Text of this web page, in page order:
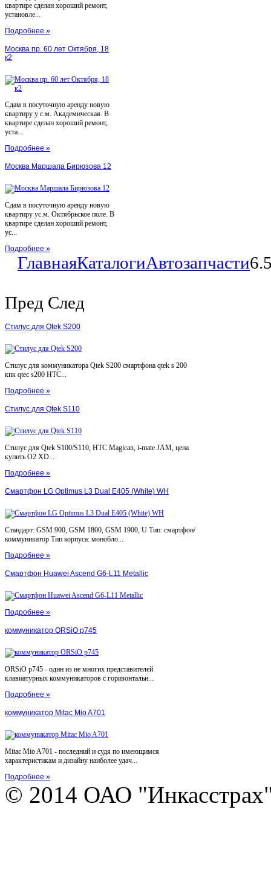
квартире сделан хороший ремонт,
установле...
Подробнее »
Москва пр. 60 лет Октября, 18
к2
Сдам в посуточную аренду новую
квартиру у с.м. Академическая. В
квартире сделан хороший ремонт,
уста...
Подробнее »
Москва Маршала Бирюзова 12
Сдам в посуточную аренду новую
квартиру ус.м. Октябрьское поле. В
квартире сделан хороший ремонт,
ус...
Подробнее »
ГлавнаяКаталогиАвтозапчасти
Пред След
Стилус для Qtek S200
Стилус для коммуникатора Qtek S200 смартфона qtek s 200
кпк qtec s200 HTC...
Подробнее »
Стилус для Qtek S110
Стилус для Qtek S100/S110, HTC Magican, i-mate JAM, цена
купить O2 XD...
Подробнее »
Смартфон LG Optimus L3 Dual E405 (White) WH
Стандарт: GSM 900, GSM 1800, GSM 1900, U Тип: смартфон/
коммуникатор Тип корпуса: монобло...
Подробнее »
Смартфон Huawei Ascend G6-L11 Metallic
Подробнее »
коммуникатор ORSiO p745
ORSiO p745 - один из не многих представителей
клавиатурных коммуникаторов с горизонтальн...
Подробнее »
коммуникатор Mitac Mio A701
Mitac Mio A701 - последний и судя по имеющимся
характеристикам и дизайну наиболее удач...
Подробнее »
© 2014 ОАО